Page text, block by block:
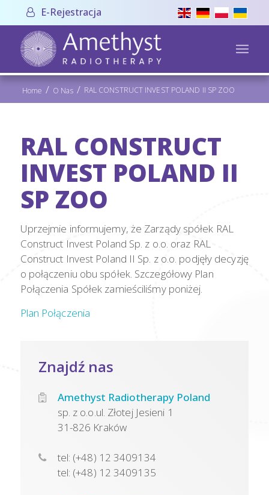
E-Rejestracja
Home / O Nas / RAL CONSTRUCT INVEST POLAND II SP ZOO
RAL CONSTRUCT
INVEST POLAND II
SP ZOO
Uprzejmie informujemy, że Zarządy spółek RAL
Construct Invest Poland Sp. z o.o. oraz RAL
Construct Invest Poland II Sp. z o.o. podjęły decyzję
o połączeniu obu spółek. Szczegółowy Plan
Połączenia Spółek zamieściliśmy poniżej.
Plan Połączenia
Znajdź nas
Amethyst Radiotherapy Poland
sp. z o.o.ul. Złotej Jesieni 1
31-826 Kraków
tel: (+48) 12 3409134
tel: (+48) 12 3409135